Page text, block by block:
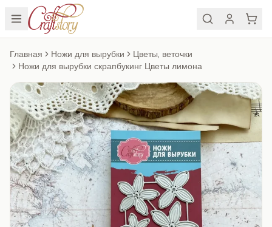
Главная Ножи для вырубки
Цветы, веточки
Ножи для вырубки скрапбукинг Цветы лимона